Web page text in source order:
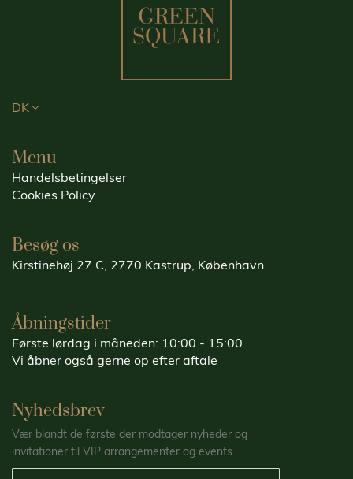
DK
Menu
Handelsbetingelser
Cookies Policy
Besøg os
Kirstinehøj 27 C, 2770 Kastrup, København
Åbningstider
Første lørdag i måneden: 10:00 - 15:00
Vi åbner også gerne op efter aftale
Nyhedsbrev
Vær blandt de første der modtager nyheder og
invitationer til VIP arrangementer og events.